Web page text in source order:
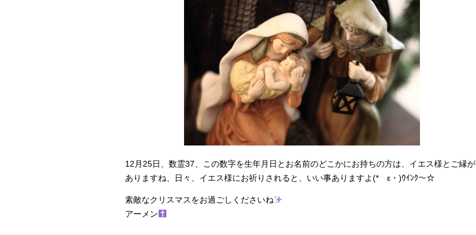
12月25日、数霊37、この数字を生年月日とお名前のどこかにお持ちの方は、イエス様とご縁が
ありますね、日々、イエス様にお祈りされると、いい事ありますよ(*ゝε・)ｳｲﾝｸ～☆
素敵なクリスマスをお過ごしくださいね
アーメン